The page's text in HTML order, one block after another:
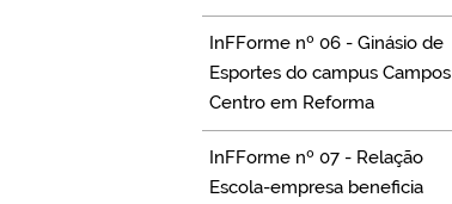
InFForme nº 06 - Ginásio de
Esportes do campus Campos
Centro em Reforma
InFForme nº 07 - Relação
Escola-empresa beneficia